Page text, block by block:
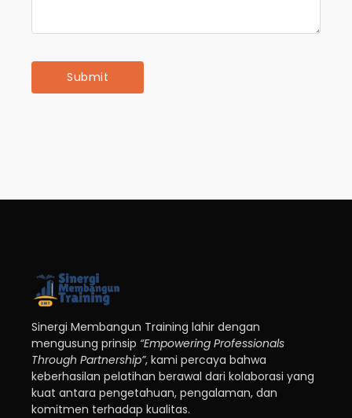
Sinergi Membangun Training lahir dengan
mengusung prinsip “Empowering Professionals
Through Partnership”, kami percaya bahwa
keberhasilan pelatihan berawal dari kolaborasi yang
kuat antara pengetahuan, pengalaman, dan
komitmen terhadap kualitas.